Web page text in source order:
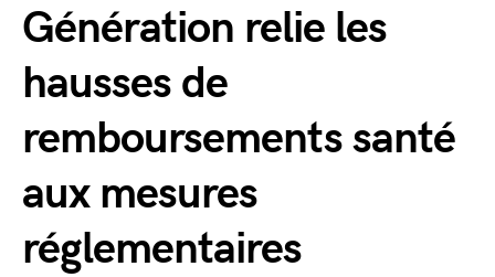
Génération relie les
hausses de
remboursements santé
aux mesures
réglementaires